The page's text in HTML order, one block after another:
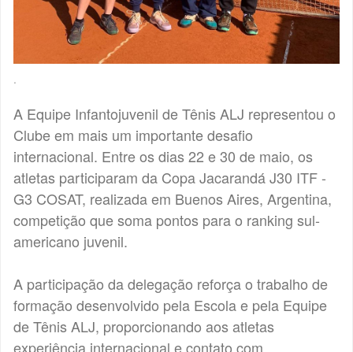
.
A Equipe Infantojuvenil de Tênis ALJ representou o
Clube em mais um importante desafio
internacional. Entre os dias 22 e 30 de maio, os
atletas participaram da Copa Jacarandá J30 ITF -
G3 COSAT, realizada em Buenos Aires, Argentina,
competição que soma pontos para o ranking sul-
americano juvenil.
A participação da delegação reforça o trabalho de
formação desenvolvido pela Escola e pela Equipe
de Tênis ALJ, proporcionando aos atletas
experiência internacional e contato com